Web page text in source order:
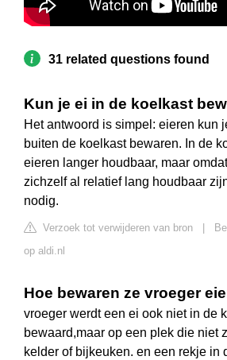
31 related questions found
Kun je ei in de koelkast
Het antwoord is simpel: eieren kun
buiten de koelkast bewaren. In de
eieren langer houdbaar, maar
zichzelf al relatief lang houdbaar
nodig.
Verzoek tot verwijderen van bron
op aldi.nl
Hoe bewaren ze vroeger
vroeger werdt een ei ook niet in de
bewaard,maar op een plek die niet
kelder of bijkeuken. en een rekje in